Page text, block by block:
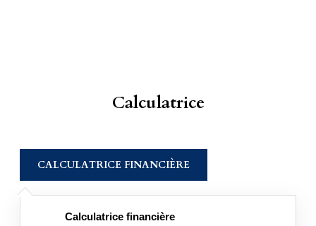
Calculatrice
CALCULATRICE FINANCIÈRE